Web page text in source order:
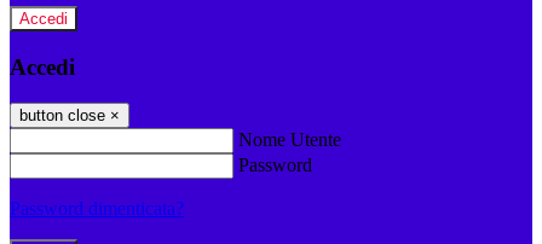
Accedi
Accedi
button close ×
Nome Utente
Password
Password dimenticata?